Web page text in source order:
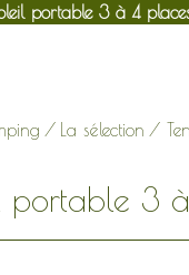
portable 3 à 4
/ La sélection /
portable 3